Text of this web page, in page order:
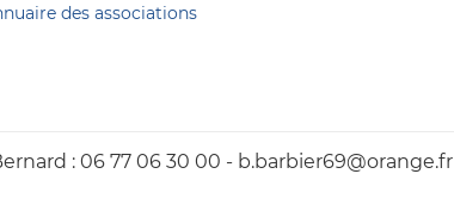
des associations
: 06 77 06 30 00 - b.barbier69@orange.fr